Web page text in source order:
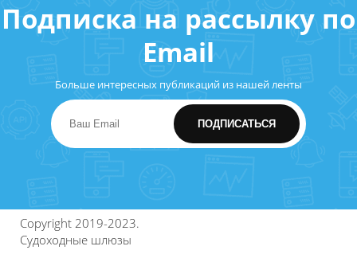
Подписка на рассылку по
Email
Больше интересных публикаций из нашей ленты
Copyright 2019-2023.
Судоходные шлюзы